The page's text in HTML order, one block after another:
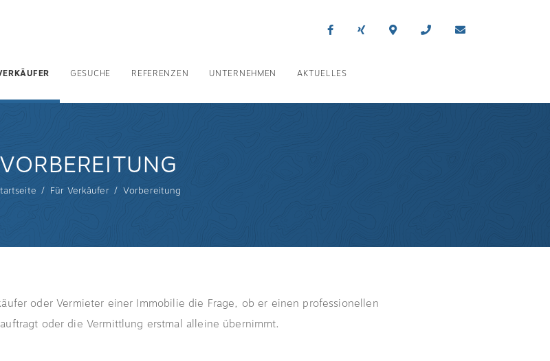
GESUCHE REFERENZEN UNTERNEHMEN AKTUELLES
VORBEREITUNG
Für Verkäufer Vorbereitung
oder Vermieter einer Immobilie die Frage, ob er einen professionellen
oder die Vermittlung erstmal alleine übernimmt.